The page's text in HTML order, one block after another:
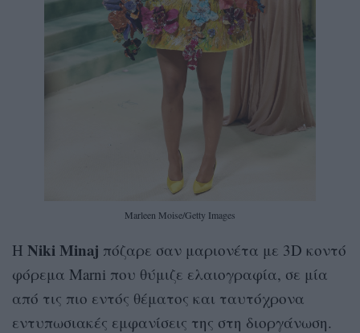
Marleen Moise/Getty Images
Η Niki Minaj πόζαρε σαν μαριονέτα με 3D κοντό
φόρεμα Marni που θύμιζε ελαιογραφία, σε μία
από τις πιο εντός θέματος και ταυτόχρονα
εντυπωσιακές εμφανίσεις της στη διοργάνωση.